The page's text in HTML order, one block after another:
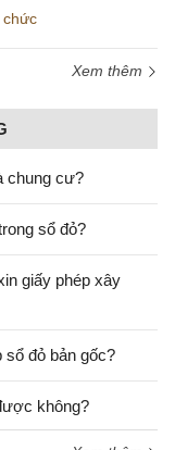
chức
Xem thêm
chung cư?
sổ đỏ?
giấy phép xây
sổ đỏ bản gốc?
không?